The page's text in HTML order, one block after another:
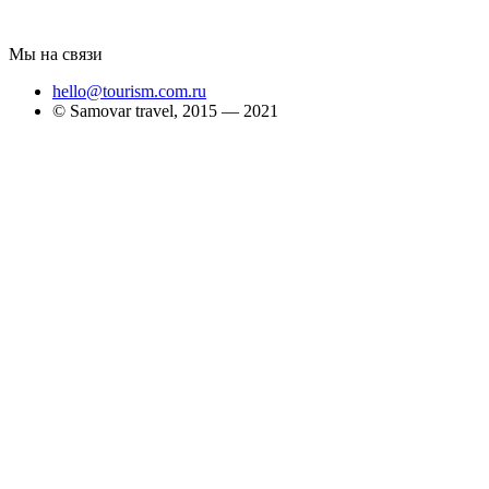
Мы на связи
hello@tourism.com.ru
© Samovar travel, 2015 — 2021